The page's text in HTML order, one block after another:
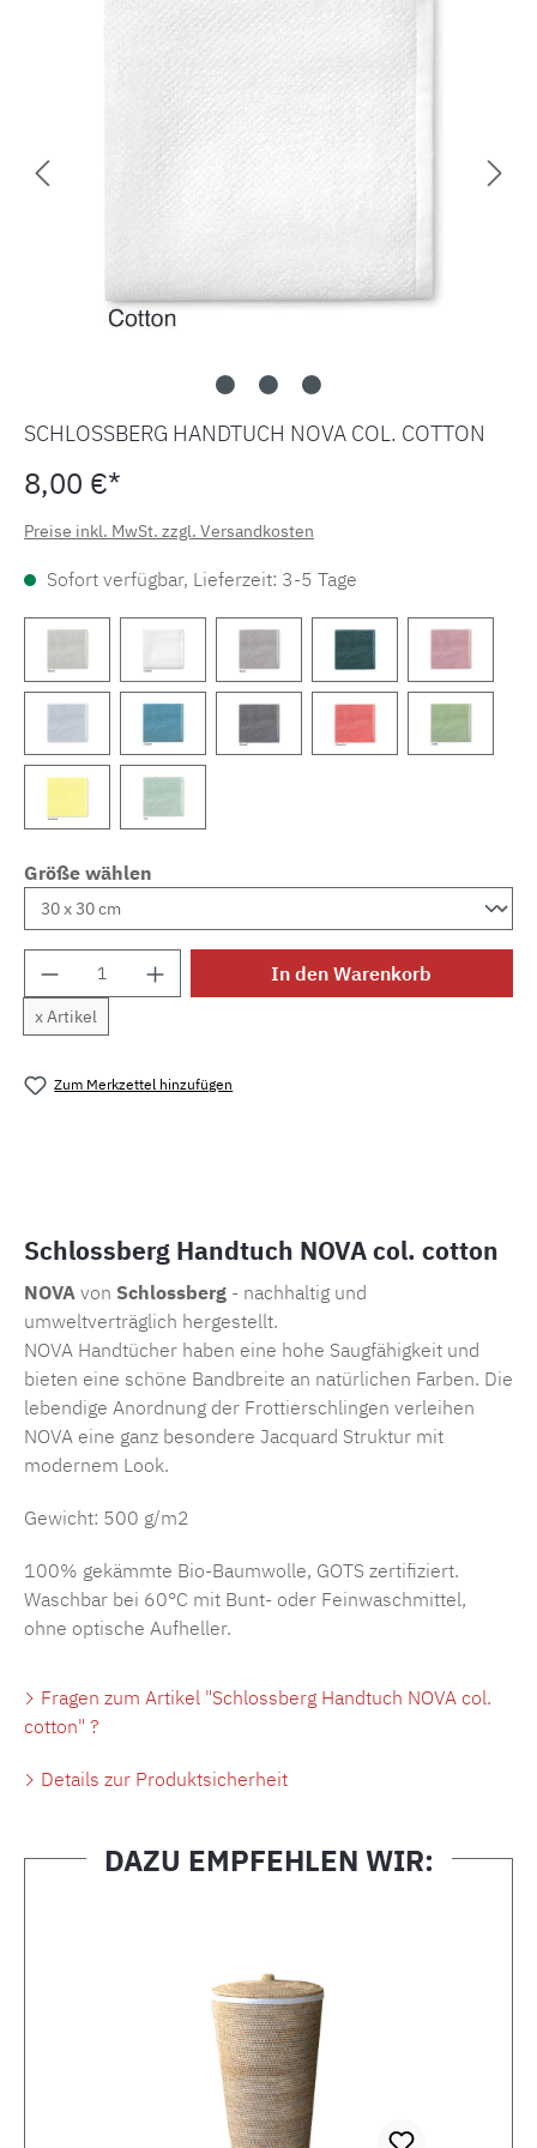
SCHLOSSBERG HANDTUCH NOVA COL. COTTON
8,00 €*
Preise inkl. MwSt. zzgl. Versandkosten
Sofort verfügbar, Lieferzeit: 3-5 Tage
Größe wählen
Produkt Anzahl: Gib den gewünschten
x Artikel
In den Warenkorb
Zum Merkzettel hinzufügen
Schlossberg Handtuch NOVA col. cotton
NOVA von Schlossberg - nachhaltig und
umweltverträglich hergestellt.
NOVA Handtücher haben eine hohe Saugfähigkeit und
bieten eine schöne Bandbreite an natürlichen Farben. Die
lebendige Anordnung der Frottierschlingen verleihen
NOVA eine ganz besondere Jacquard Struktur mit
modernem Look.
Gewicht: 500 g/m2
100% gekämmte Bio-Baumwolle, GOTS zertifiziert.
Waschbar bei 60°C mit Bunt- oder Feinwaschmittel,
ohne optische Aufheller.
Fragen zum Artikel "Schlossberg Handtuch NOVA col.
cotton" ?
Details zur Produktsicherheit
DAZU EMPFEHLEN WIR: